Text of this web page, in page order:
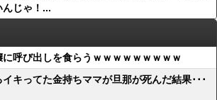
んじゃ！...
に呼び出しを食らうｗｗｗｗｗｗｗｗｗ
イキってた金持ちママが旦那が死んだ結果･･･